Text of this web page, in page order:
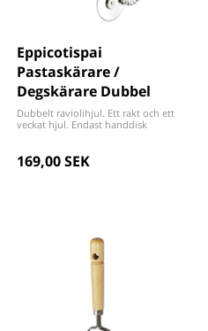
Eppicotispai
Pastaskärare /
Degskärare Dubbel
Dubbelt raviolihjul. Ett rakt och ett
veckat hjul. Endast handdisk
169,00 SEK